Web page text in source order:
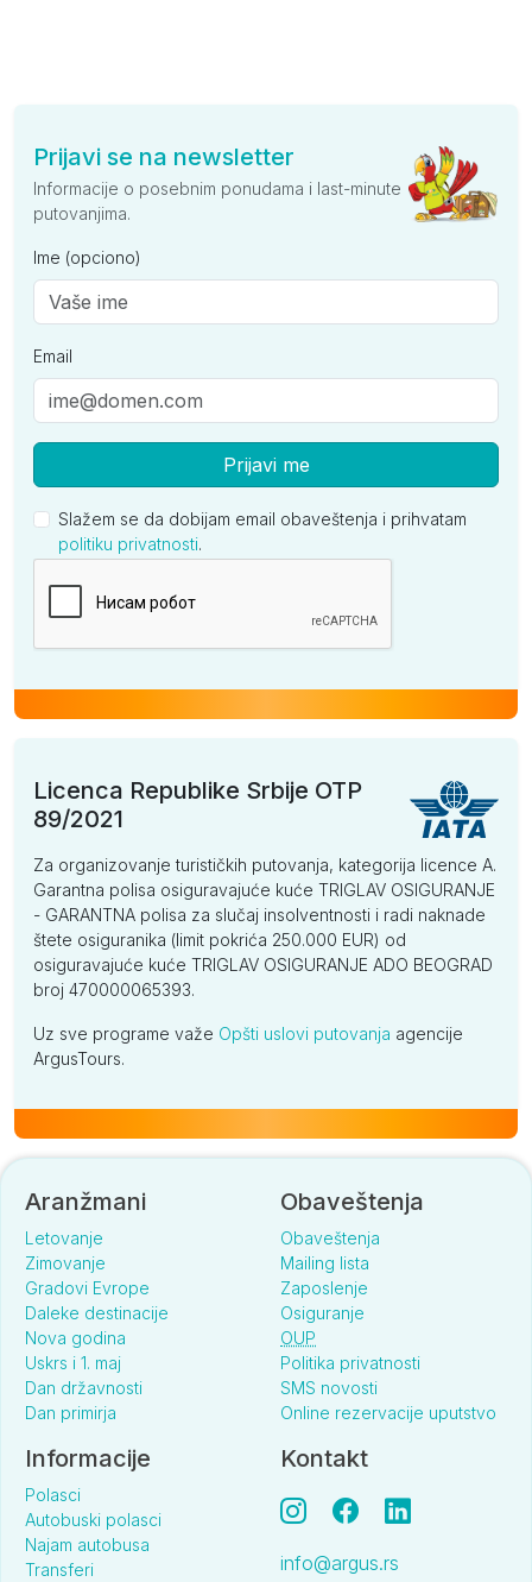
Prijavi se na newsletter
Informacije o posebnim ponudama i last-minute
putovanjima.
Ime (opciono)
Email
Prijavi me
Slažem se da dobijam email obaveštenja i prihvatam
politiku privatnosti.
Licenca Republike Srbije OTP
89/2021
Za organizovanje turističkih putovanja, kategorija licence A.
Garantna polisa osiguravajuće kuće TRIGLAV OSIGURANJE
- GARANTNA polisa za slučaj insolventnosti i radi naknade
štete osiguranika (limit pokrića 250.000 EUR) od
osiguravajuće kuće TRIGLAV OSIGURANJE ADO BEOGRAD
broj 470000065393.
Uz sve programe važe Opšti uslovi putovanja agencije
ArgusTours.
Aranžmani
Letovanje
Zimovanje
Gradovi Evrope
Daleke destinacije
Nova godina
Uskrs i 1. maj
Dan državnosti
Dan primirja
Obaveštenja
Obaveštenja
Mailing lista
Zaposlenje
Osiguranje
OUP
Politika privatnosti
SMS novosti
Online rezervacije uputstvo
Informacije
Polasci
Autobuski polasci
Najam autobusa
Transferi
Kontakt
info@argus.rs